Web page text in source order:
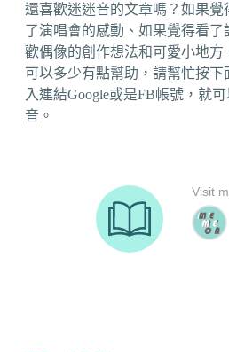
還喜歡迷迷音的文章嗎？如果
了演唱會的感動、如果覺得看
歡偶像的創作想法和可愛小地
可以多少有點幫助，請幫忙按
入連結Google或是FB帳號，就
音。